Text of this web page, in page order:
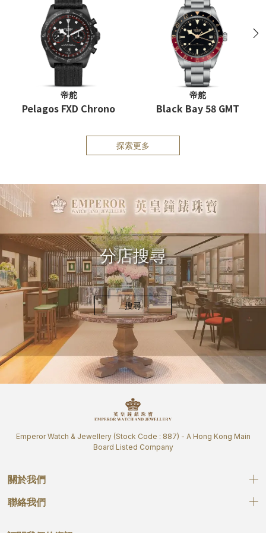
帝舵
Pelagos FXD Chrono
帝舵
Black Bay 58 GMT
探索更多
分店搜尋
搜尋
Emperor Watch & Jewellery (Stock Code : 887) - A Hong Kong Main
Board Listed Company
關於我們
聯絡我們